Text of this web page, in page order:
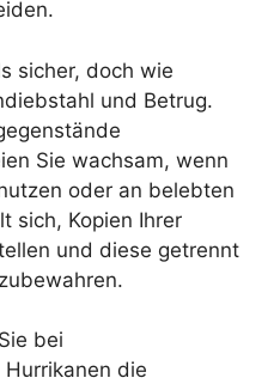
sicher, doch wie
und Betrug.
Sie wachsam, wenn
oder an belebten
sich, Kopien Ihrer
und diese getrennt
bei
die